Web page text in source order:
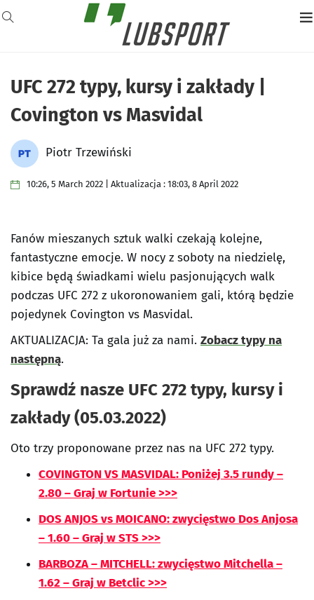
UFC 272 typy, kursy i zakłady |
Covington vs Masvidal
Piotr Trzewiński
10:26, 5 March 2022 | Aktualizacja : 18:03, 8 April 2022
Fanów mieszanych sztuk walki czekają kolejne,
fantastyczne emocje. W nocy z soboty na niedzielę,
kibice będą świadkami wielu pasjonujących walk
podczas UFC 272 z ukoronowaniem gali, którą będzie
pojedynek Covington vs Masvidal.
AKTUALIZACJA: Ta gala już za nami. Zobacz typy na
następną.
Sprawdź nasze UFC 272 typy, kursy i
zakłady (05.03.2022)
Oto trzy proponowane przez nas na UFC 272 typy.
COVINGTON VS MASVIDAL: Poniżej 3.5 rundy –
2.80 – Graj w Fortunie >>>
DOS ANJOS vs MOICANO: zwycięstwo Dos Anjosa
– 1.60 – Graj w STS >>>
BARBOZA – MITCHELL: zwycięstwo Mitchella –
1.62 – Graj w Betclic >>>